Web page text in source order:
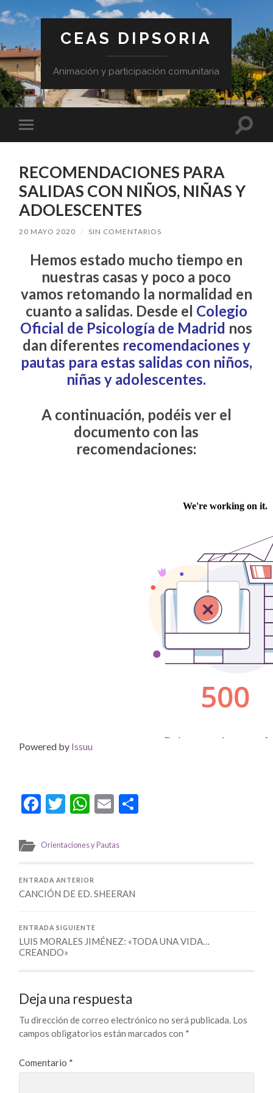
CEAS DIPSORIA
Animación y participación comunitaria
Alternar
el
RECOMENDACIONES PARA
SALIDAS CON NIÑOS, NIÑAS Y
ADOLESCENTES
20 MAYO 2020 / SIN COMENTARIOS
Hemos estado mucho tiempo en
nuestras casas y poco a poco
vamos retomando la normalidad en
cuanto a salidas. Desde el Colegio
Oficial de Psicología de Madrid nos
dan diferentes recomendaciones y
pautas para estas salidas con niños,
niñas y adolescentes.
A continuación, podéis ver el
documento con las
recomendaciones:
Powered by Issuu
Facebook
Twitter
WhatsApp
Email
Orientaciones y Pautas
ENTRADA ANTERIOR
CANCIÓN DE ED. SHEERAN
ENTRADA SIGUIENTE
LUIS MORALES JIMÉNEZ: «TODA UNA VIDA…
CREANDO»
Deja una respuesta
Tu dirección de correo electrónico no será publicada. Los
campos obligatorios están marcados con *
Comentario *